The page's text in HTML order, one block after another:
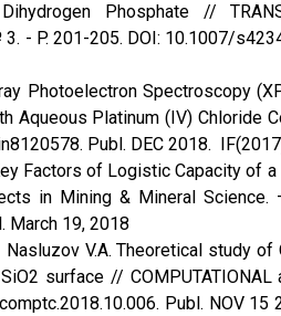
Phosphate //
3. - P. 201-205. DOI: 10.1007/
Photoelectron Spectroscopy
Aqueous Platinum (IV) Chloride
Publ. DEC 2018.
Factors of Logistic Capacity of
in Mining & Mineral
March 19, 2018
V.A. Theoretical study
surface // COMPUTATIONAL
Publ. NOV 15